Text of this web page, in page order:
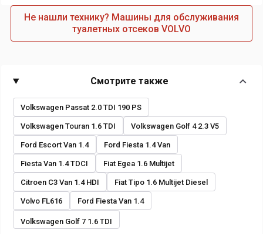
Не нашли технику? Машины для обслуживания
туалетных отсеков VOLVO
Смотрите также
Volkswagen Passat 2.0 TDI 190 PS
Volkswagen Touran 1.6 TDI Volkswagen Golf 4 2.3 V5
Ford Escort Van 1.4 Ford Fiesta 1.4 Van
Fiesta Van 1.4 TDCI Fiat Egea 1.6 Multijet
Citroen C3 Van 1.4 HDI Fiat Tipo 1.6 Multijet Diesel
Volvo FL616 Ford Fiesta Van 1.4
Volkswagen Golf 7 1.6 TDI